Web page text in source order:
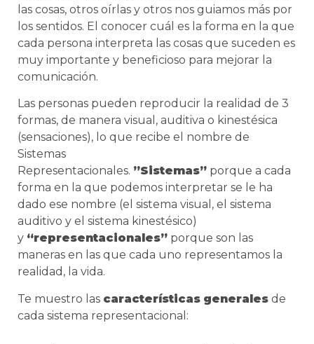
las cosas, otros oírlas y otros nos guiamos más por
los sentidos. El conocer cuál es la forma en la que
cada persona interpreta las cosas que suceden es
muy importante y beneficioso para mejorar la
comunicación.
Las personas pueden reproducir la realidad de 3
formas, de manera visual, auditiva o kinestésica
(sensaciones), lo que recibe el nombre de
Sistemas
Representacionales. ”Sistemas” porque a cada
forma en la que podemos interpretar se le ha
dado ese nombre (el sistema visual, el sistema
auditivo y el sistema kinestésico)
y “representacionales” porque son las
maneras en las que cada uno representamos la
realidad, la vida.
Te muestro las características generales de
cada sistema representacional: